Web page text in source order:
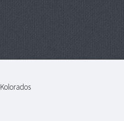
Kolorados